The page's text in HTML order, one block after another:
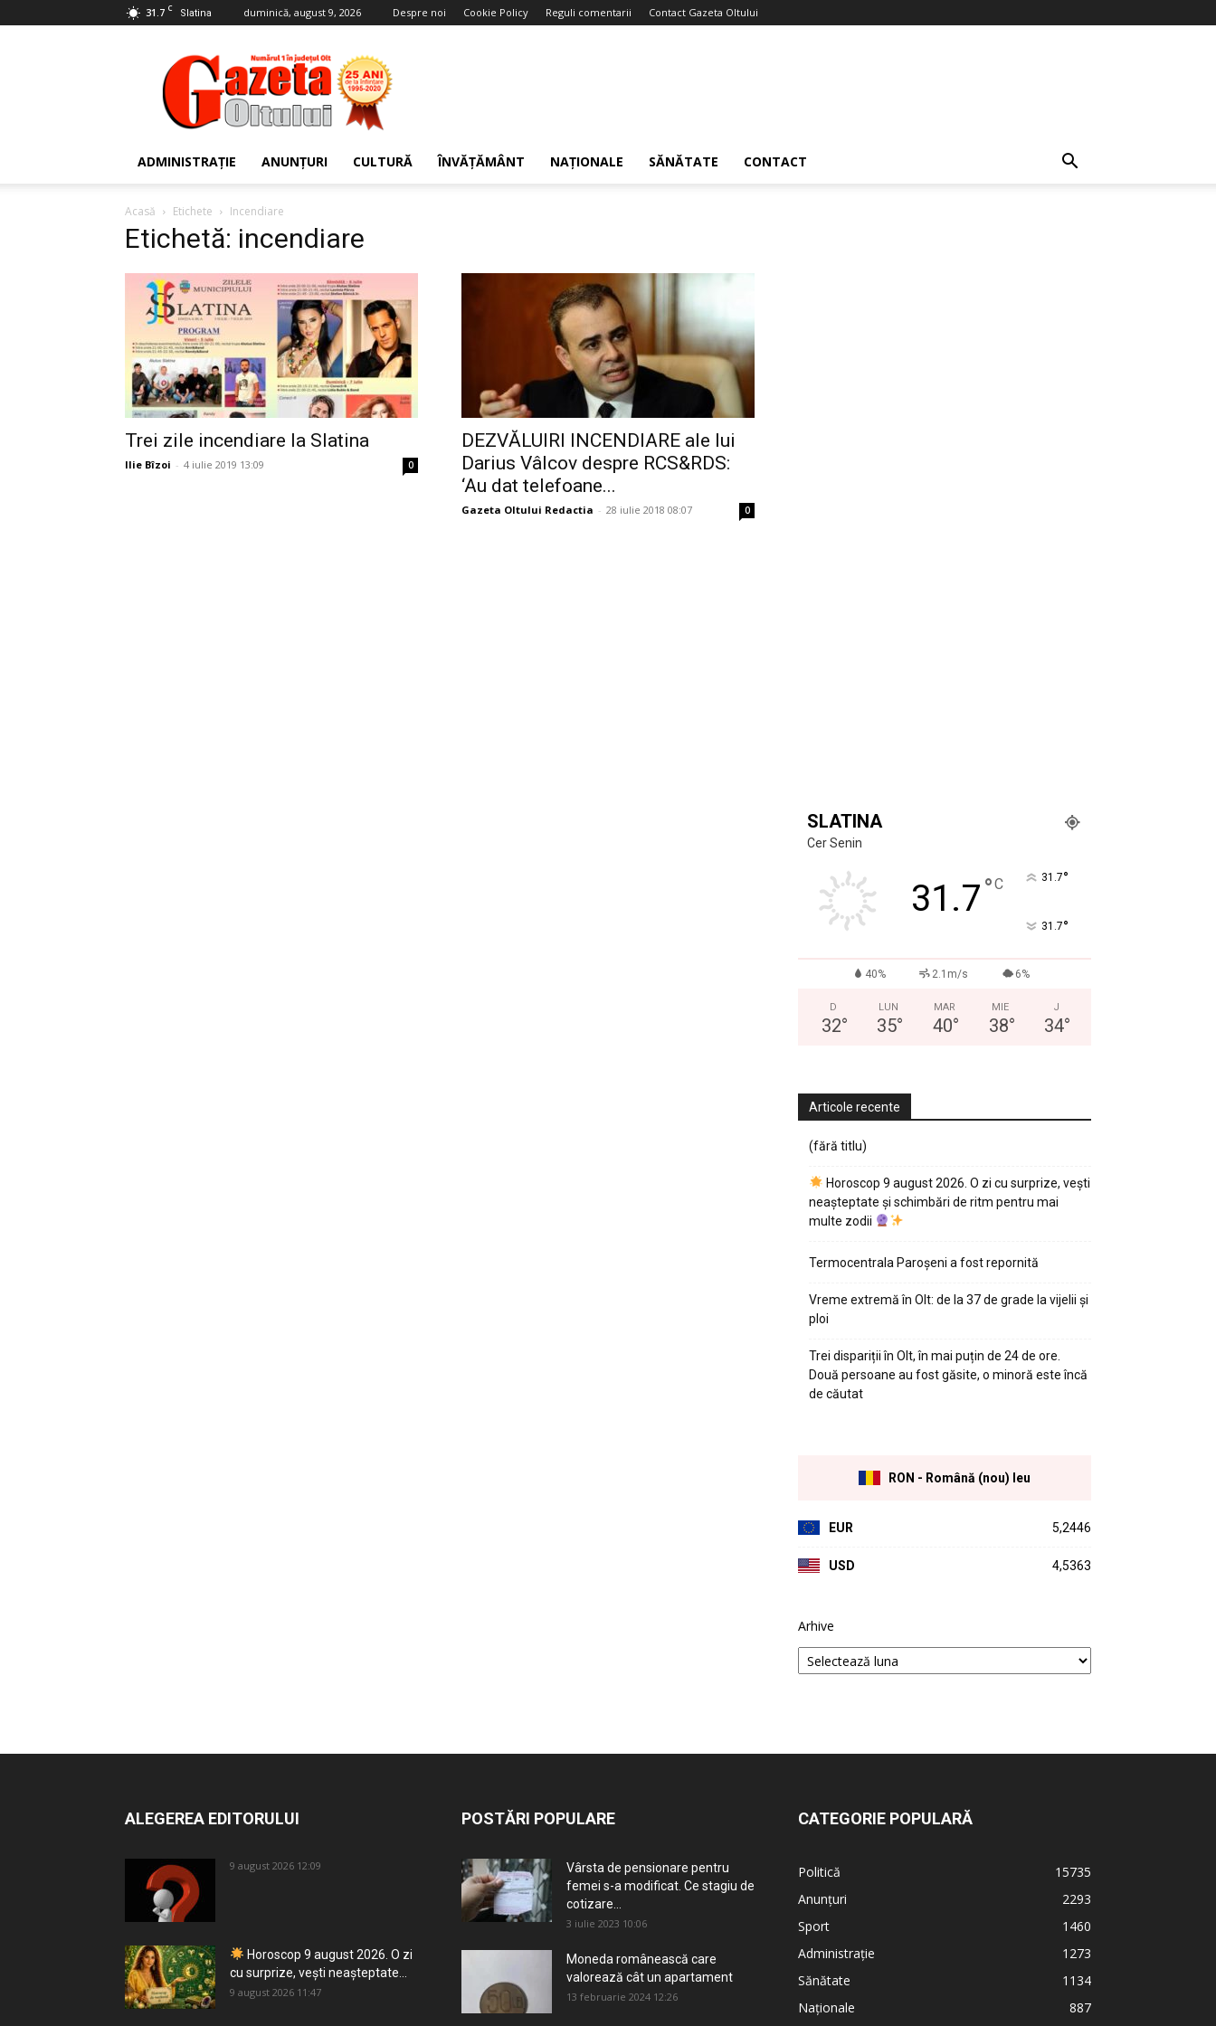
31.7 C Slatina duminică, august 9, 2026 Despre noi Cookie Policy Reguli comentarii Contact Gazeta Oltului
Gazeta
Oltului
ADMINISTRAȚIE ANUNȚURI CULTURĂ ÎNVĂȚĂMÂNT NAȚIONALE SĂNĂTATE CONTACT
Acasă Etichete Incendiare
Etichetă: incendiare
Trei zile incendiare la Slatina
Ilie Bîzoi - 4 iulie 2019 13:09 0
DEZVĂLUIRI INCENDIARE ale lui
Darius Vâlcov despre RCS&RDS:
‘Au dat telefoane...
Gazeta Oltului Redactia - 28 iulie 2018 08:07 0
SLATINA
Cer Senin
31.7°C 31.7°
31.7°
40% 2.1m/s 6%
D
32°
LUN
35°
MAR
40°
MIE
38°
J
34°
Articole recente
(fără titlu)
Horoscop 9 august 2026. O zi cu surprize, vești
neașteptate și schimbări de ritm pentru mai
multe zodii
Termocentrala Paroșeni a fost repornită
Vreme extremă în Olt: de la 37 de grade la vijelii și
ploi
Trei dispariții în Olt, în mai puțin de 24 de ore.
Două persoane au fost găsite, o minoră este încă
de căutat
RON - Română (nou) leu
EUR 5,2446
USD 4,5363
Arhive
ALEGEREA EDITORULUI
9 august 2026 12:09
Horoscop 9 august 2026. O zi
cu surprize, vești neașteptate...
9 august 2026 11:47
POSTĂRI POPULARE
Vârsta de pensionare pentru
femei s-a modificat. Ce stagiu de
cotizare...
3 iulie 2023 10:06
Moneda românească care
valorează cât un apartament
13 februarie 2024 12:26
CATEGORIE POPULARĂ
Politică
15735
Anunțuri
2293
Sport
1460
Administrație
1273
Sănătate
1134
Naționale
887